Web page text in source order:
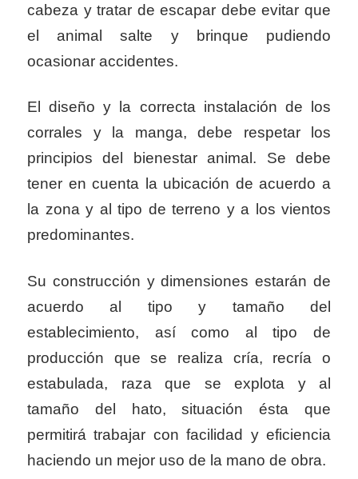
cabeza y tratar de escapar debe evitar que
el animal salte y brinque pudiendo
ocasionar accidentes.
El diseño y la correcta instalación de los
corrales y la manga, debe respetar los
principios del bienestar animal. Se debe
tener en cuenta la ubicación de acuerdo a
la zona y al tipo de terreno y a los vientos
predominantes.
Su construcción y dimensiones estarán de
acuerdo al tipo y tamaño del
establecimiento, así como al tipo de
producción que se realiza cría, recría o
estabulada, raza que se explota y al
tamaño del hato, situación ésta que
permitirá trabajar con facilidad y eficiencia
haciendo un mejor uso de la mano de obra.